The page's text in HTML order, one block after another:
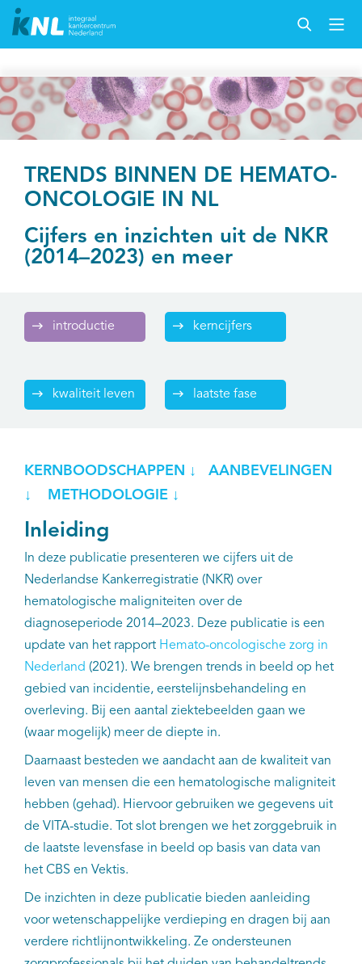
TRENDS BINNEN DE HEMATO-
ONCOLOGIE IN NL
Cijfers en inzichten uit de NKR
(2014–2023) en meer
introductie kerncijfers
kwaliteit leven laatste fase
KERNBOODSCHAPPEN ↓
AANBEVELINGEN
↓
METHODOLOGIE ↓
Inleiding
In deze publicatie presenteren we cijfers uit de
Nederlandse Kankerregistratie (NKR) over
hematologische maligniteiten over de
diagnoseperiode 2014–2023. Deze publicatie is een
update van het rapport Hemato-oncologische zorg in
Nederland (2021). We brengen trends in beeld op het
gebied van incidentie, eerstelijnsbehandeling en
overleving. Bij een aantal ziektebeelden gaan we
(waar mogelijk) meer de diepte in.
Daarnaast besteden we aandacht aan de kwaliteit van
leven van mensen die een hematologische maligniteit
hebben (gehad). Hiervoor gebruiken we gegevens uit
de VITA-studie. Tot slot brengen we het zorggebruik in
de laatste levensfase in beeld op basis van data van
het CBS en Vektis.
De inzichten in deze publicatie bieden aanleiding
voor wetenschappelijke verdieping en dragen bij aan
verdere richtlijnontwikkeling. Ze ondersteunen